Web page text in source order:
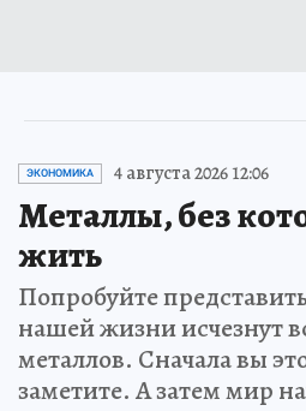
ЭКОНОМИКА 4 августа 2026 12:06
Металлы, без
жить
Попробуйте
нашей жизни исчезнут
металлов. Сначала вы
заметите. А затем мир